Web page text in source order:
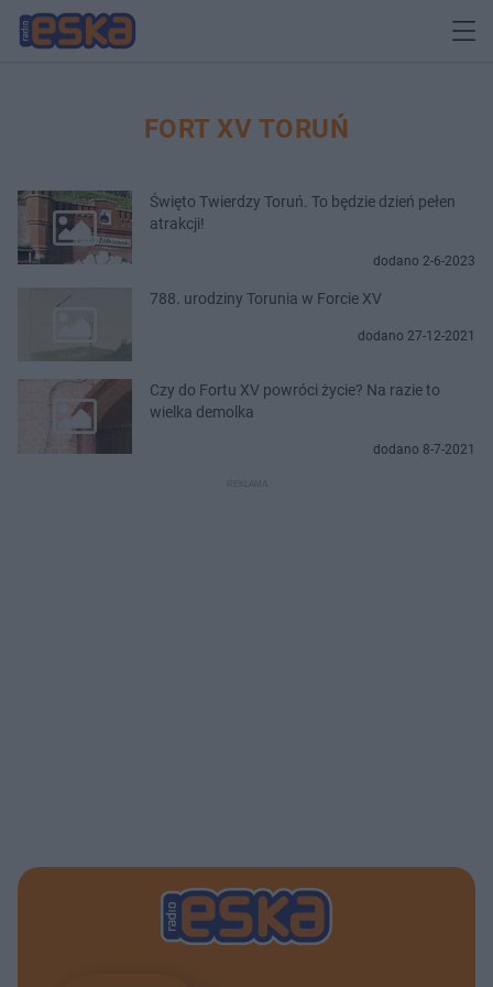
FORT XV TORUŃ
Święto Twierdzy Toruń. To będzie dzień pełen
atrakcji!
dodano 2-6-2023
788. urodziny Torunia w Forcie XV
dodano 27-12-2021
Czy do Fortu XV powróci życie? Na razie to
wielka demolka
dodano 8-7-2021